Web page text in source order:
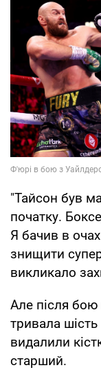
"Тайсон був
початку.
Я бачив в
знищити
викликало
Але після
тривала шість
видалили
старший.